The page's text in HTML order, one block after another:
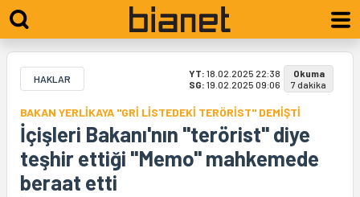
HAKLAR YT: 18.02.2025 22:38
SG: 19.02.2025 09:06
Okuma
7 dakika
BAKAN YERLİKAYA "GRİ LİSTEDEKİ TERÖRİST" DEMİŞTİ
İçişleri Bakanı'nın "terörist" diye
teşhir ettiği "Memo" mahkemede
beraat etti